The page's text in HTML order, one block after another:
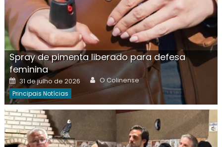
Spray de pimenta liberado para defesa
feminina
Posted
on
31 de julho de 2026 Author
O Colinense
Principais Notícias